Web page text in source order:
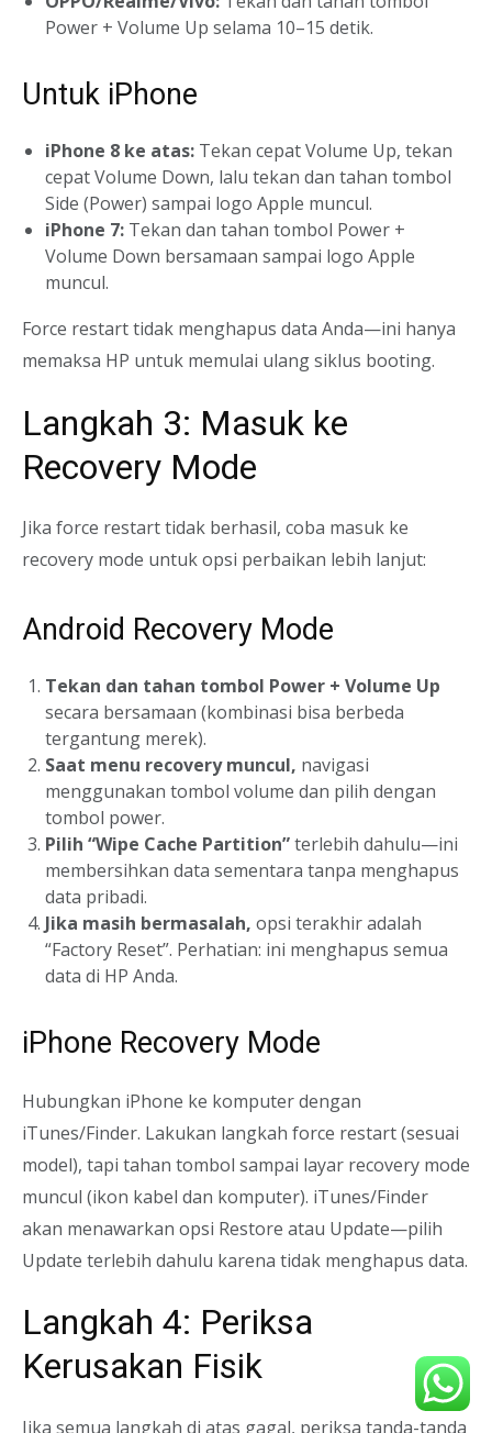
Power + Volume Up selama 10–15 detik.
Untuk iPhone
iPhone 8 ke atas: Tekan cepat Volume Up, tekan
cepat Volume Down, lalu tekan dan tahan tombol
Side (Power) sampai logo Apple muncul.
iPhone 7: Tekan dan tahan tombol Power +
Volume Down bersamaan sampai logo Apple
muncul.
Force restart tidak menghapus data Anda—ini hanya
memaksa HP untuk memulai ulang siklus booting.
Langkah 3: Masuk ke
Recovery Mode
Jika force restart tidak berhasil, coba masuk ke
recovery mode untuk opsi perbaikan lebih lanjut:
Android Recovery Mode
Tekan dan tahan tombol Power + Volume Up
secara bersamaan (kombinasi bisa berbeda
tergantung merek).
Saat menu recovery muncul, navigasi
menggunakan tombol volume dan pilih dengan
tombol power.
Pilih “Wipe Cache Partition”terlebih dahulu—ini
membersihkan data sementara tanpa menghapus
data pribadi.
Jika masih bermasalah, opsi terakhir adalah
“Factory Reset”. Perhatian: ini menghapus semua
data di HP Anda.
iPhone Recovery Mode
Hubungkan iPhone ke komputer dengan
iTunes/Finder. Lakukan langkah force restart (sesuai
model), tapi tahan tombol sampai layar recovery mode
muncul (ikon kabel dan komputer). iTunes/Finder
akan menawarkan opsi Restore atau Update—pilih
Update terlebih dahulu karena tidak menghapus data.
Langkah 4: Periksa
Kerusakan Fisik
Jika semua langkah di atas gagal, periksa tanda-tanda